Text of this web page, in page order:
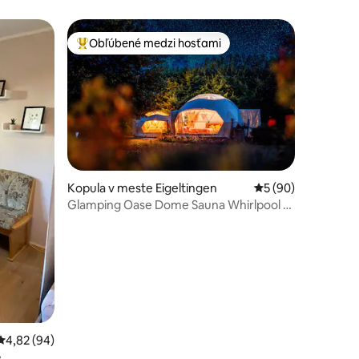
48
ohodnotenie 4,82 z 5, počet hodnotení: 94
4,82 (94)
Najobľúbenejšie medzi hosťami
Obľúbené medzi hosťami
Kopula v meste Eigeltingen Priemerné
5 (90)
Glamping Oase Dome Sauna Whirlpool v